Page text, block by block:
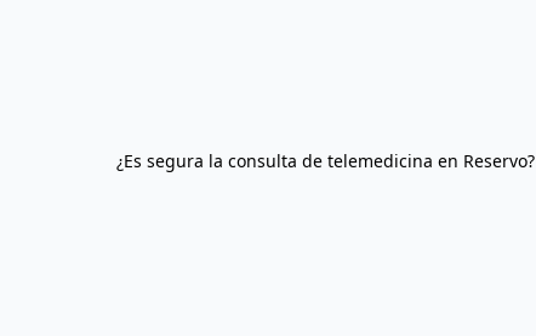
¿Es segura la consulta de telemedicina en Reservo?